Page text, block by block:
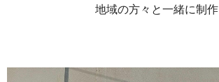
地域の方々と一緒に制作